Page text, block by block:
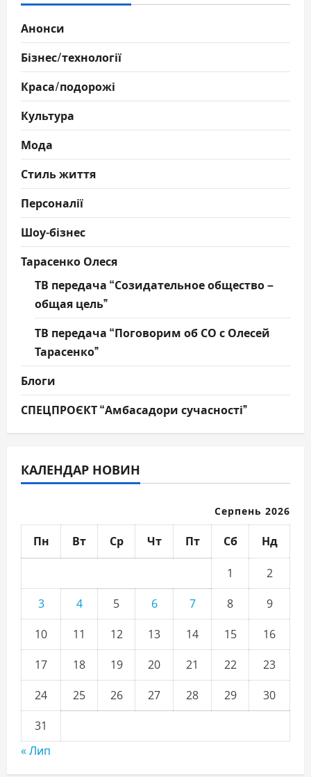
Анонси
Бізнес/технології
Краса/подорожі
Культура
Мода
Стиль життя
Персоналії
Шоу-бізнес
Тарасенко Олеся
ТВ передача “Созидательное общество –
общая цель”
ТВ передача “Поговорим об СО с Олесей
Тарасенко”
Блоги
СПЕЦПРОЄКТ “Амбасадори сучасності”
КАЛЕНДАР НОВИН
Серпень 2026
Пн Вт Ср Чт Пт Сб Нд
1
2
3
4 5 6 7 8
9
10
11 12 13 14 15
16
17
18 19 20 21 22
23
24
25 26 27 28 29
30
31
« Лип